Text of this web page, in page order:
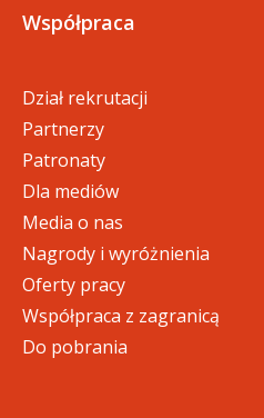
pdf
l (162 KB)
Współpraca
Dział rekrutacji
Partnerzy
Patronaty
Dla mediów
Media o nas
Nagrody i wyróżnienia
Oferty pracy
Współpraca z zagranicą
Do pobrania